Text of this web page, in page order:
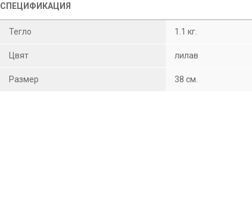
СПЕЦИФИКАЦИЯ
Тегло 1.1 кг.
Цвят лилав
Размер 38 см.